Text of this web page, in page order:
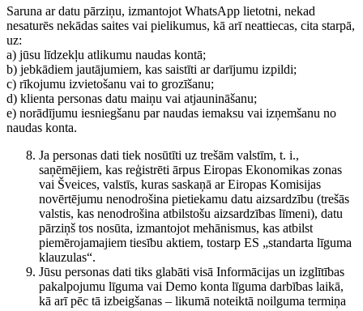
Saruna ar datu pārziņu, izmantojot WhatsApp lietotni, nekad
nesaturēs nekādas saites vai pielikumus, kā arī neattiecas, cita starpā,
uz:
a) jūsu līdzekļu atlikumu naudas kontā;
b) jebkādiem jautājumiem, kas saistīti ar darījumu izpildi;
c) rīkojumu izvietošanu vai to grozīšanu;
d) klienta personas datu maiņu vai atjaunināšanu;
e) norādījumu iesniegšanu par naudas iemaksu vai izņemšanu no
naudas konta.
Ja personas dati tiek nosūtīti uz trešām valstīm, t. i.,
saņēmējiem, kas reģistrēti ārpus Eiropas Ekonomikas zonas
vai Šveices, valstīs, kuras saskaņā ar Eiropas Komisijas
novērtējumu nenodrošina pietiekamu datu aizsardzību (trešās
valstis, kas nenodrošina atbilstošu aizsardzības līmeni), datu
pārziņš tos nosūta, izmantojot mehānismus, kas atbilst
piemērojamajiem tiesību aktiem, tostarp ES „standarta līguma
klauzulas“.
Jūsu personas dati tiks glabāti visā Informācijas un izglītības
pakalpojumu līguma vai Demo konta līguma darbības laikā,
kā arī pēc tā izbeigšanas – likumā noteiktā noilguma termiņa